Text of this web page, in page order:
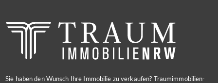
Sie haben den Wunsch Ihre Immobilie zu verkaufen? Traumimmobilien-